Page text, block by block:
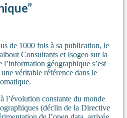
de 1000 fois à sa publication, le
Consultants et Isogeo sur la
l’information géographique s’est
véritable référence dans le
l’évolution constante du monde
(déclin de la Directive